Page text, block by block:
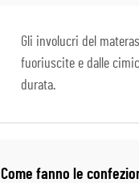
Gli involucri del
fuoriuscite e dalle
durata.
Come fanno le